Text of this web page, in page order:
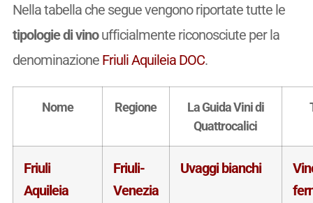
Nella tabella che segue vengono riportate tutte le
tipologie di vinoufficialmente riconosciute per la
denominazione Friuli Aquileia DOC.
Nome Regione
La Guida Vini di
Quattrocalici
Friuli
Aquileia
Friuli-
Venezia
Uvaggi bianchi